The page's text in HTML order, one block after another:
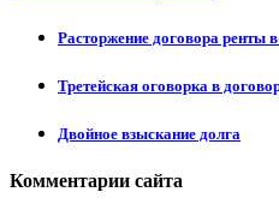
Расторжение договора ренты
Третейская оговорка в
Двойное взыскание долга
Комментарии сайта